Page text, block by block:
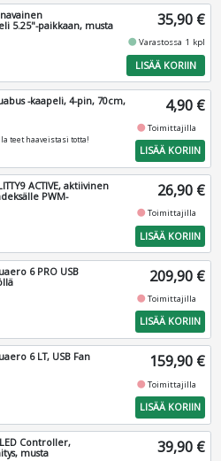
5.25"-paikkaan, musta
35,90 €
fiber_manual_recordVarastossa 1 kpl
LISÄÄ KORIIN
-kaapeli, 4-pin, 70cm,
teet haaveistasi totta!
4,90 €
fiber_manual_recordToimittajilla
LISÄÄ KORIIN
ACTIVE, aktiivinen
PWM-
26,90 €
fiber_manual_recordToimittajilla
LISÄÄ KORIIN
6 PRO USB
209,90 €
fiber_manual_recordToimittajilla
LISÄÄ KORIIN
6 LT, USB Fan
159,90 €
fiber_manual_recordToimittajilla
LISÄÄ KORIIN
LED Controller,
musta
39,90 €